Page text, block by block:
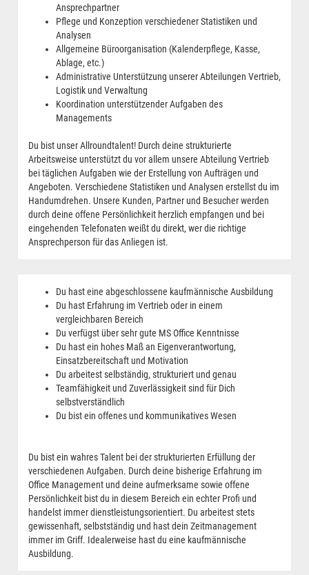
Ansprechpartner
Pflege und Konzeption verschiedener Statistiken und
Analysen
Allgemeine Büroorganisation (Kalenderpflege, Kasse,
Ablage, etc.)
Administrative Unterstützung unserer Abteilungen Vertrieb,
Logistik und Verwaltung
Koordination unterstützender Aufgaben des
Managements
Du bist unser Allroundtalent! Durch deine strukturierte
Arbeitsweise unterstützt du vor allem unsere Abteilung Vertrieb
bei täglichen Aufgaben wie der Erstellung von Aufträgen und
Angeboten. Verschiedene Statistiken und Analysen erstellst du im
Handumdrehen. Unsere Kunden, Partner und Besucher werden
durch deine offene Persönlichkeit herzlich empfangen und bei
eingehenden Telefonaten weißt du direkt, wer die richtige
Ansprechperson für das Anliegen ist.
Du hast eine abgeschlossene kaufmännische Ausbildung
Du hast Erfahrung im Vertrieb oder in einem
vergleichbaren Bereich
Du verfügst über sehr gute MS Office Kenntnisse
Du hast ein hohes Maß an Eigenverantwortung,
Einsatzbereitschaft und Motivation
Du arbeitest selbständig, strukturiert und genau
Teamfähigkeit und Zuverlässigkeit sind für Dich
selbstverständlich
Du bist ein offenes und kommunikatives Wesen
Du bist ein wahres Talent bei der strukturierten Erfüllung der
verschiedenen Aufgaben. Durch deine bisherige Erfahrung im
Office Management und deine aufmerksame sowie offene
Persönlichkeit bist du in diesem Bereich ein echter Profi und
handelst immer dienstleistungsorientiert. Du arbeitest stets
gewissenhaft, selbstständig und hast dein Zeitmanagement
immer im Griff. Idealerweise hast du eine kaufmännische
Ausbildung.